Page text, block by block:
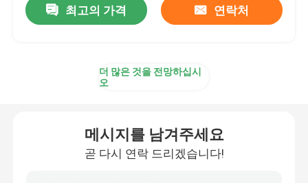
최고의 가격 연락처
더 많은 것을 전망하십시
오
메시지를 남겨주세요
곧 다시 연락 드리겠습니다!